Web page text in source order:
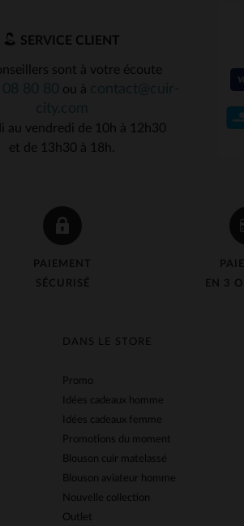
PAIEMENT
SÉCURISÉ
EN 3
SERVICE CLIENT
sont à votre écoute
08 80 80 ou à contact@cuir-
au vendredi de 10h à 12h30
et de 13h30 à 18h.
DANS LE STORE
Promo
Idées cadeaux homme
Idées cadeaux femme
Promotions du moment
Blouson cuir matelassé
Blouson aviateur homme
Nouvelle collection
Outlet